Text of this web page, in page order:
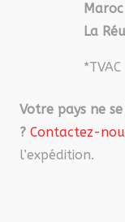
Maroc
La
*TVAC
Votre pays ne
? Contactez-
l’expédition.